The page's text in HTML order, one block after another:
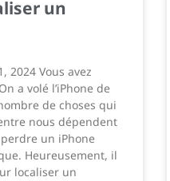
un
2024 Vous avez
a volé l’iPhone de
de choses qui
nous dépendent
un iPhone
Heureusement, il
localiser un